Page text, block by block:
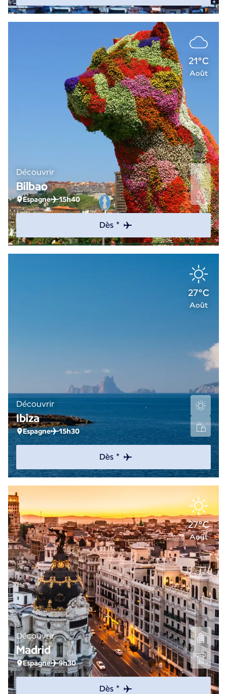
21°C
Août
Découvrir
Bilbao
Espagne 15h40
Dès *
27°C
Août
Découvrir
Ibiza
Espagne 15h30
Dès *
27°C
Août
Découvrir
Madrid
Espagne 9h30
Dès *